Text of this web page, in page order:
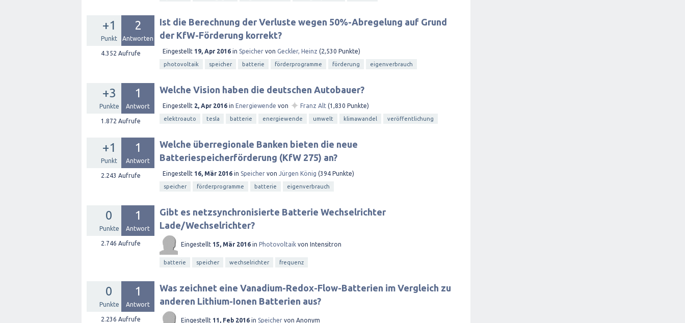
+1
Punkt
2
Antworten
4.352 Aufrufe
Ist die Berechnung der Verluste wegen 50%-Abregelung auf Grund
der KfW-Förderung korrekt?
Eingestellt 19, Apr 2016 in Speicher von Geckler, Heinz (2,530 Punkte)
photovoltaik speicher batterie förderprogramme förderung eigenverbrauch
+3
Punkte
1
Antwort
1.872 Aufrufe
Welche Vision haben die deutschen Autobauer?
Eingestellt 2, Apr 2016 in Energiewende von ✦ Franz Alt (1,830 Punkte)
elektroauto tesla batterie energiewende umwelt klimawandel veröffentlichung
+1
Punkt
1
Antwort
2.243 Aufrufe
Welche überregionale Banken bieten die neue
Batteriespeicherförderung (KfW 275) an?
Eingestellt 16, Mär 2016 in Speicher von Jürgen König (394 Punkte)
speicher förderprogramme batterie eigenverbrauch
0
Punkte
1
Antwort
2.746 Aufrufe
Gibt es netzsynchronisierte Batterie Wechselrichter
Lade/Wechselrichter?
Eingestellt 15, Mär 2016 in Photovoltaik von Intensitron
batterie speicher wechselrichter frequenz
0
Punkte
1
Antwort
2.236 Aufrufe
Was zeichnet eine Vanadium-Redox-Flow-Batterien im Vergleich zu
anderen Lithium-Ionen Batterien aus?
Eingestellt 11, Feb 2016 in Speicher von Anonym